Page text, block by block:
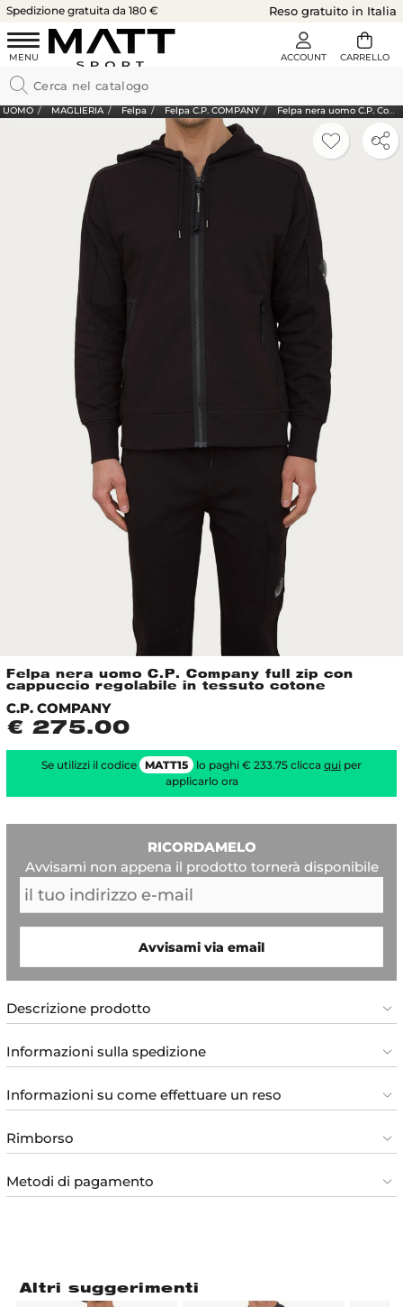
Spedizione gratuita da 180 € Reso gratuito in Italia
UOMO MAGLIERIA Felpa Felpa C.P. COMPANY Felpa nera uomo C.P. Company full zip con cappuccio regolabile in tessuto cotone
Felpa nera uomo C.P. Company full zip con
cappuccio regolabile in tessuto cotone
C.P. COMPANY
€ 275.00
Se utilizzi il codice MATT15 lo paghi € 233.75 clicca qui per
applicarlo ora
RICORDAMELO
Avvisami non appena il prodotto tornerà disponibile
Avvisami via email
Descrizione prodotto
Informazioni sulla spedizione
Informazioni su come effettuare un reso
Rimborso
Metodi di pagamento
Altri suggerimenti